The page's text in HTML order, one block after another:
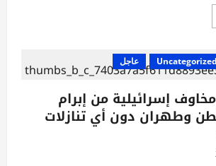
Uncategorized عاجل
إسرائيلية من إبرام
وطهران دون أي تنازلات